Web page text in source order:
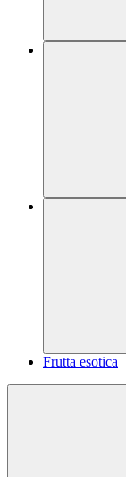
Frutta esotica